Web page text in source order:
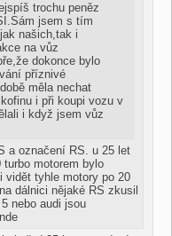
trochu peněz
jsem s tím
našich,tak i
na vůz
dokonce bylo
příznivé
měla nechat
i při koupi vozu v
i když jsem vůz
a označení RS. u 25 let
motorem bylo
vidět tyhle motory po 20
dálnici nějaké RS zkusil
nebo audi jsou